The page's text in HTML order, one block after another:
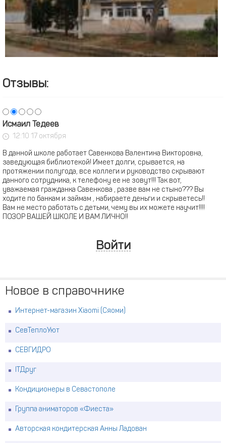
Отзывы:
Исмаил Тедеев
12:10 17 октября
В данной школе работает Савенкова Валентина Викторовна,
заведующая библиотекой! Имеет долги, срывается, на
протяжении полугода, все коллеги и руководство скрывают
данного сотрудника, к телефону ее не зовут!!! Так вот,
уважаемая гражданка Савенкова , разве вам не стыно??? Вы
ходите по банкам и займам , набираете деньги и скрыветесь!!
Вам не место работать с детьми, чему вы их можете научит!!!!
ПОЗОР ВАШЕЙ ШКОЛЕ И ВАМ ЛИЧНО!!
Войти
Новое в справочнике
Интернет-магазин Xiaomi (Сяоми)
СевТеплоУют
СЕВГИДРО
ITДруг
Кондиционеры в Севастополе
Группа аниматоров «Фиеста»
Авторская кондитерская Анны Ладован